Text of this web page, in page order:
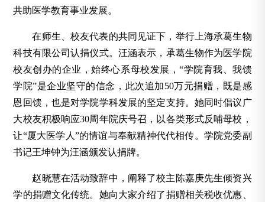
共助医学教育事业发展。
在师生、校友代表的共同见证下，举行上海承葛生物
科技有限公司认捐仪式。汪涵表示，承葛生物作为医学院
校友创办的企业，始终心系母校发展，“学院育我、我馈
学院”是企业坚守的信念，此次追加50万元捐赠，既是感
恩回馈，也是对学院学科发展的坚定支持。她同时倡议广
大校友积极响应30周年院庆号召，以各类形式反哺母校，
让“厦大医学人”的情谊与奉献精神代代相传。学院党委副
书记王坤钟为汪涵颁发认捐牌。
赵晓慧在活动致辞中，阐释了校主陈嘉庚先生倾资兴
学的捐赠文化传统。她向大家介绍了捐赠相关税收优惠、